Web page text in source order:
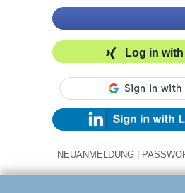
Log in with
NEUANMELDUNG |